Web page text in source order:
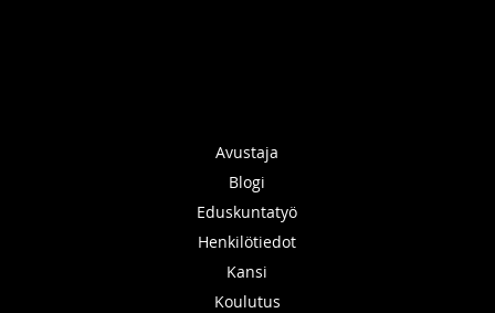
Avustaja
Blogi
Eduskuntatyö
Henkilötiedot
Kansi
Koulutus